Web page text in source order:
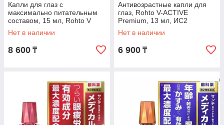
Капли для глаз с
максимально питательным
составом, 15 мл, Rohto V
Premium, ИС 4
Нет в наличии
8 600 ₸
Антивозрастные капли для
глаз, Rohto V-ACTIVE
Premium, 13 мл, ИС2
Нет в наличии
6 900 ₸